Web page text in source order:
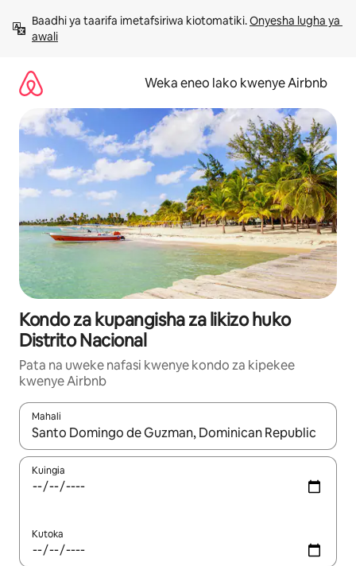
kwenda
kwenye
Baadhi ya taarifa imetafsiriwa kiotomatiki. Onyesha lugha ya
awali
Weka eneo lako kwenye Airbnb
Kondo za kupangisha za likizo huko
Distrito Nacional
Pata na uweke nafasi kwenye kondo za kipekee
kwenye Airbnb
Mahali
Wakati matokeo yanapatikana, vinjari kwa kutumia vitufe vya
Kuingia
Kutoka